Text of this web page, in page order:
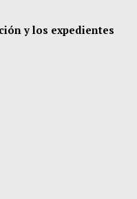
y los expedientes